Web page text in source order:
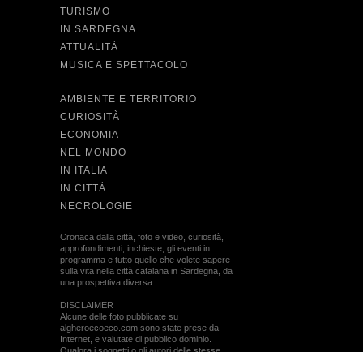
TURISMO
IN SARDEGNA
ATTUALITÀ
MUSICA E SPETTACOLO
AMBIENTE E TERRITORIO
CURIOSITÀ
ECONOMIA
NEL MONDO
IN ITALIA
IN CITTÀ
NECROLOGIE
Cronaca dalla città, foto e video, curiosità,
approfondimenti, inchieste, gli eventi in
programma e tutto quello che volete sapere
sulla vita nella città catalana in Sardegna, da
una prospettiva diversa.
DISCLAIMER
Alcune delle foto pubblicate su
algheroecoeco.com sono state prese da
Internet, e valutate di pubblico dominio.